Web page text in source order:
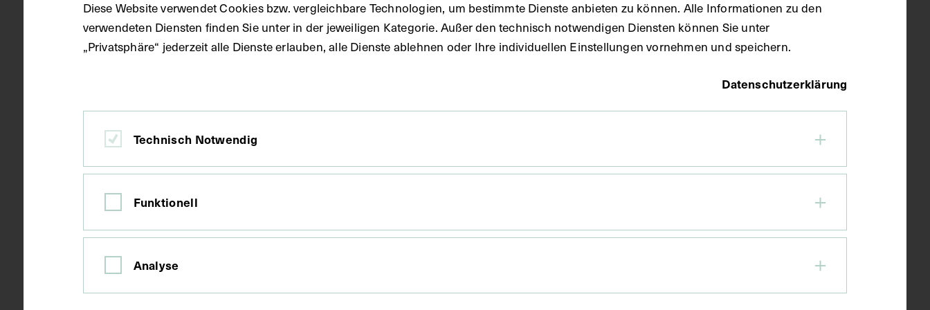
Datierung um 1928
Diese Website verwendet Cookies bzw. vergleichbare Technologien, um bestimmte Dienste anbieten zu können. Alle Informationen zu den
verwendeten Diensten finden Sie unter in der jeweiligen Kategorie. Außer den technisch notwendigen Diensten können Sie unter
„Privatsphäre“ jederzeit alle Dienste erlauben, alle Dienste ablehnen oder Ihre individuellen Einstellungen vornehmen und speichern.
Datenschutzerklärung
Technisch Notwendig
Funktionell
Analyse